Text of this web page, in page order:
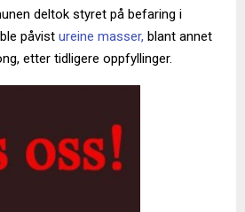
deltok styret på befaring i
påvist ureine masser, blant annet
etter tidligere oppfyllinger.